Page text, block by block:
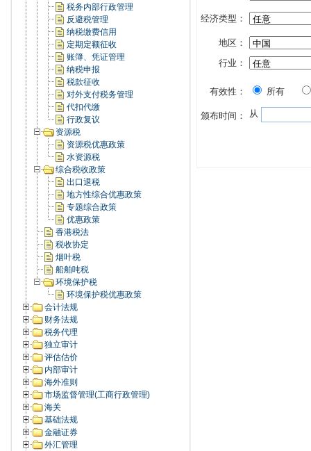
税务内部行政管理
反避税管理
纳税缴费信用
定期定额征收
账簿、凭证管理
纳税申报
税款征收
对外支付税务管理
代扣代缴
行政复议
资源税
资源税优惠政策
水资源税
综合税收政策
出口退税
地方性综合优惠政策
专题综合政策
优惠政策
香港税法
税收协定
烟叶税
船舶吨税
环境保护税
环境保护税优惠政策
会计法规
财务法规
税务代理
独立审计
评估估价
内部审计
海外准则
市场监督管理(工商行政管理)
海关
基础法规
金融证券
外汇管理
经济类型：
地区：
行业：
有效性： 所有
颁布时间： 从